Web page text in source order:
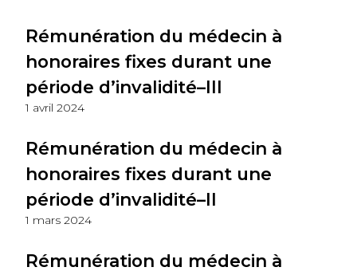
Rémunération du médecin à
honoraires fixes durant une
période d’invalidité–III
1 avril 2024
Rémunération du médecin à
honoraires fixes durant une
période d’invalidité–II
1 mars 2024
Rémunération du médecin à